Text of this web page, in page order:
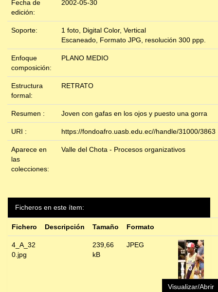
Fecha de
edición:
2002-05-30
Soporte:
1 foto, Digital Color, Vertical
Escaneado, Formato JPG, resolución 300 ppp.
Enfoque
composición:
PLANO MEDIO
Estructura
formal:
RETRATO
Resumen : Joven con gafas en los ojos y puesto una gorra
URI : https://fondoafro.uasb.edu.ec//handle/31000/3863
Aparece en
las
colecciones:
Valle del Chota - Procesos organizativos
Ficheros en este ítem:
Fichero Descripción Tamaño Formato
4_A_32
0.jpg
239,66
kB
JPEG
Visualizar/Abrir